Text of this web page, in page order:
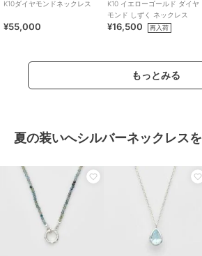
K10ダイヤモンドネックレス
¥55,000
K10 イエローゴールド ダイヤ
モンド しずく ネックレス
¥16,500 再入荷
もっとみる
夏の装いへシルバーネックレスを